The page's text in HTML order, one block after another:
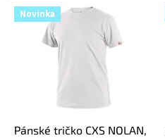
Novinka
Pánské tričko CXS NOLAN,